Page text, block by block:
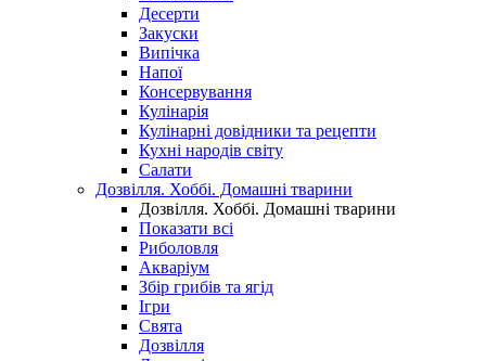
Десерти
Закуски
Випічка
Напої
Консервування
Кулінарія
Кулінарні довідники та рецепти
Кухні народів світу
Салати
Дозвілля. Хоббі. Домашні тварини
Дозвілля. Хоббі. Домашні тварини
Показати всі
Риболовля
Акваріум
Збір грибів та ягід
Ігри
Свята
Дозвілля